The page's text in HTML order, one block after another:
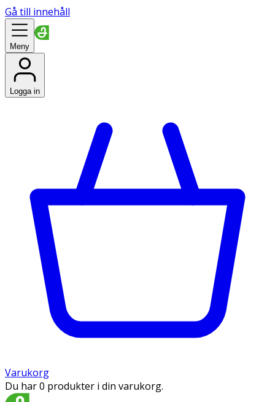
Gå till innehåll
Meny
Logga in
Varukorg
Du har 0 produkter i din varukorg.